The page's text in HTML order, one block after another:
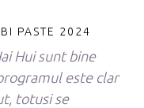
PASTE 2024
Hui sunt bine
este clar
totusi se